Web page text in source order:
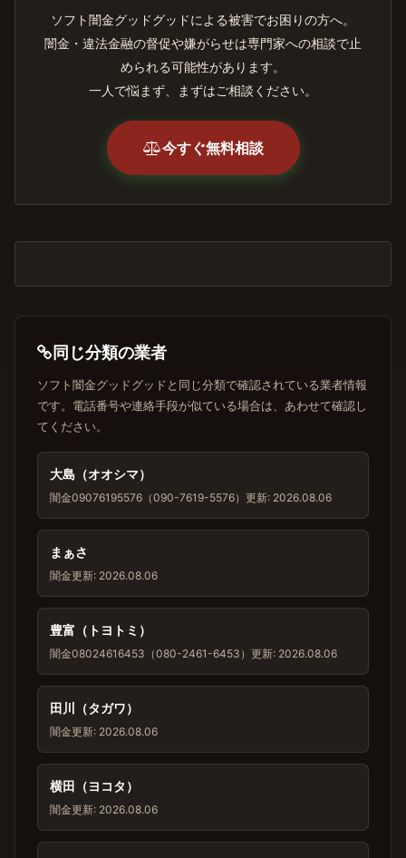
ソフト闇金グッドグッドによる被害でお困りの方へ。
闇金・違法金融の督促や嫌がらせは専門家への相談で止
められる可能性があります。
一人で悩まず、まずはご相談ください。
今すぐ無料相談
同じ分類の業者
ソフト闇金グッドグッドと同じ分類で確認されている業者情報
です。電話番号や連絡手段が似ている場合は、あわせて確認し
てください。
大島（オオシマ）
闇金09076195576（090-7619-5576） 更新: 2026.08.06
まぁさ
闇金更新: 2026.08.06
豊富（トヨトミ）
闇金08024616453（080-2461-6453） 更新: 2026.08.06
田川（タガワ）
闇金更新: 2026.08.06
横田（ヨコタ）
闇金更新: 2026.08.06